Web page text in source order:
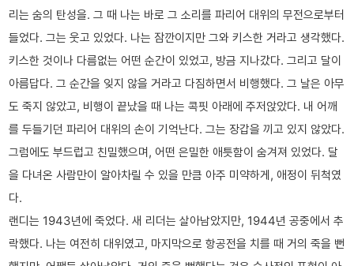
리는 숨의 탄성을. 그 때 나는 바로 그 소리를 파리어 대위의 무전으로부터
들었다. 그는 웃고 있었다. 나는 잠깐이지만 그와 키스한 거라고 생각했다.
키스한 것이나 다름없는 어떤 순간이 있었고, 방금 지나갔다. 그리고 달이
아름답다. 그 순간을 잊지 않을 거라고 다짐하면서 비행했다. 그 날은 아무
도 죽지 않았고, 비행이 끝났을 때 나는 콕핏 아래에 주저앉았다. 내 어깨
를 두들기던 파리어 대위의 손이 기억난다. 그는 장갑을 끼고 있지 않았다.
그럼에도 부드럽고 친밀했으며, 어떤 은밀한 애틋함이 숨겨져 있었다. 달
을 다녀온 사람만이 알아차릴 수 있을 만큼 아주 미약하게, 애정이 뒤척였
다.
랜디는 1943년에 죽었다. 새 리더는 살아남았지만, 1944년 공중에서 추
락했다. 나는 여전히 대위였고, 마지막으로 항공전을 치를 때 거의 죽을 뻔